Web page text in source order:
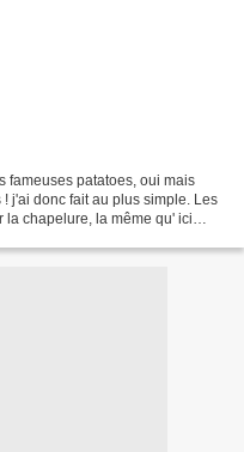
fameuses patatoes, oui mais
j'ai donc fait au plus simple. Les
la chapelure, la même qu' ici